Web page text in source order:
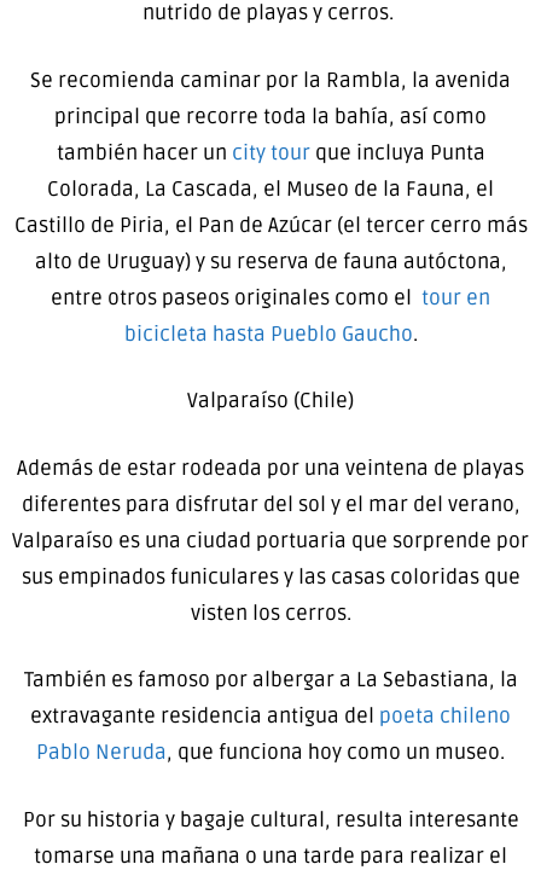
nutrido de playas y cerros.
Se recomienda caminar por la Rambla, la avenida
principal que recorre toda la bahía, así como
también hacer un city tour que incluya Punta
Colorada, La Cascada, el Museo de la Fauna, el
Castillo de Piria, el Pan de Azúcar (el tercer cerro más
alto de Uruguay) y su reserva de fauna autóctona,
entre otros paseos originales como el tour en
bicicleta hasta Pueblo Gaucho.
Valparaíso (Chile)
Además de estar rodeada por una veintena de playas
diferentes para disfrutar del sol y el mar del verano,
Valparaíso es una ciudad portuaria que sorprende por
sus empinados funiculares y las casas coloridas que
visten los cerros.
También es famoso por albergar a La Sebastiana, la
extravagante residencia antigua del poeta chileno
Pablo Neruda, que funciona hoy como un museo.
Por su historia y bagaje cultural, resulta interesante
tomarse una mañana o una tarde para realizar el